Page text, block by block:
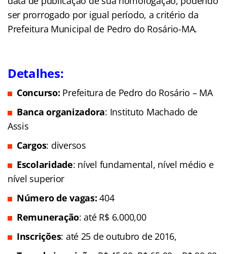
ser prorrogado por igual período, a critério da
Prefeitura Municipal de Pedro do Rosário-MA.
Detalhes:
Concurso: Prefeitura de Pedro do Rosário – MA
Banca organizadora: Instituto Machado de
Assis
Cargos: diversos
Escolaridade: nível fundamental, nível médio e
nível superior
Número de vagas:404
Remuneração: até R$ 6.000,00
Inscrições: até 25 de outubro de 2016,